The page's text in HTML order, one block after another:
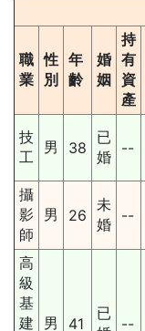
職
業
性
別
年
齡
婚
姻
持
有
資
產
技
工
男 38
已
婚
--
攝
影
師
男 26
未
婚
--
高
級
基
建
男 41
已
--